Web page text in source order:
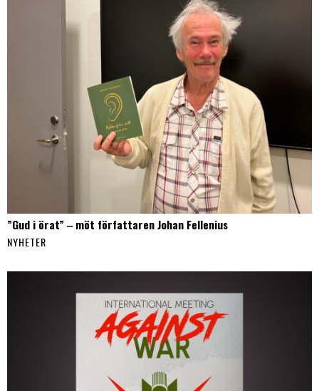
”Gud i örat” ‒ möt författaren Johan Fellenius
NYHETER